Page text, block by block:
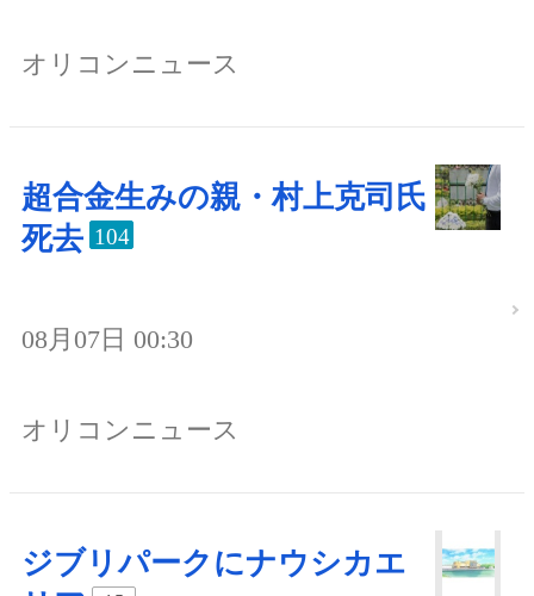
オリコンニュース
超合金生みの親・村上克司氏
死去 104
08月07日 00:30
オリコンニュース
ジブリパークにナウシカエ